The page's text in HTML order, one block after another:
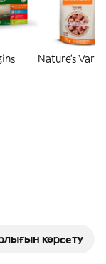
Nature's
көрсету